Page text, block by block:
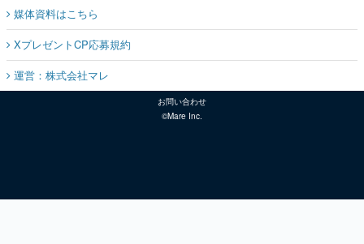
媒体資料はこちら
XプレゼントCP応募規約
運営：株式会社マレ
お問い合わせ
©Mare Inc.